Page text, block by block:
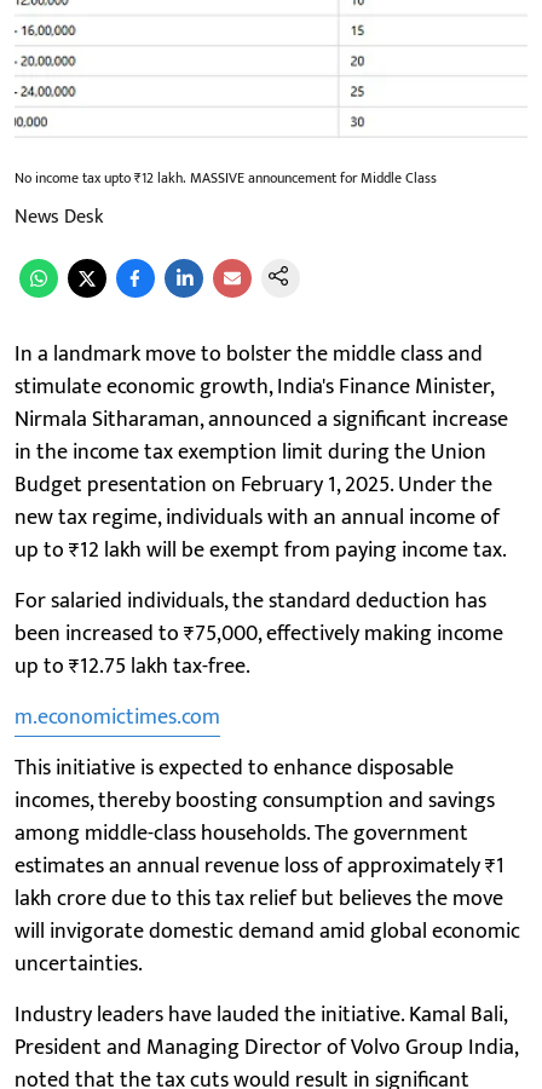
No income tax upto ₹12 lakh. MASSIVE announcement for Middle Class
News Desk
In a landmark move to bolster the middle class and
stimulate economic growth, India's Finance Minister,
Nirmala Sitharaman, announced a significant increase
in the income tax exemption limit during the Union
Budget presentation on February 1, 2025. Under the
new tax regime, individuals with an annual income of
up to ₹12 lakh will be exempt from paying income tax.
For salaried individuals, the standard deduction has
been increased to ₹75,000, effectively making income
up to ₹12.75 lakh tax-free.
m.economictimes.com
This initiative is expected to enhance disposable
incomes, thereby boosting consumption and savings
among middle-class households. The government
estimates an annual revenue loss of approximately ₹1
lakh crore due to this tax relief but believes the move
will invigorate domestic demand amid global economic
uncertainties.
Industry leaders have lauded the initiative. Kamal Bali,
President and Managing Director of Volvo Group India,
noted that the tax cuts would result in significant